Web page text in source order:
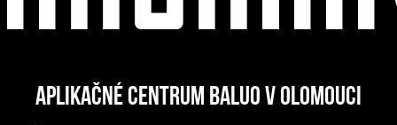
Aplikačné centrum BALUO v Olomouci